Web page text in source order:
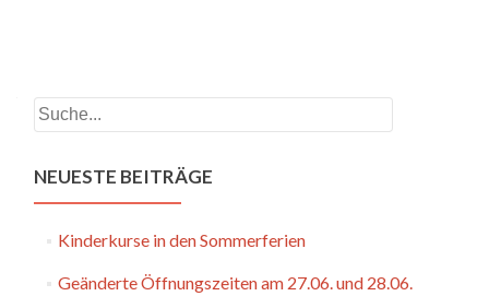
Navigation
NEUESTE BEITRÄGE
Kinderkurse in den Sommerferien
Geänderte Öffnungszeiten am 27.06. und 28.06.